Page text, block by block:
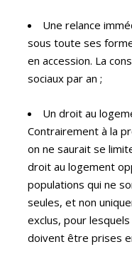
Une relance
sous toute ses
en accession. La
sociaux par an ;
Un droit au
Contrairement à la
on ne saurait se
droit au logement
populations qui ne
seules, et non
exclus, pour
doivent être prises